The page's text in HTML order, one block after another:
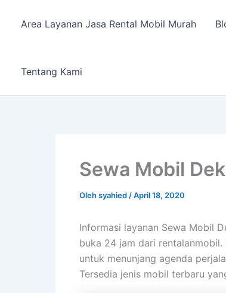
Area Layanan Jasa Rental Mobil Murah
Tentang Kami
Sewa Mobil
Olehsyahied /April 18, 2020
Informasi layanan Sewa Mobil
buka 24 jam dari
untuk menunjang agenda
Tersedia jenis mobil terbaru